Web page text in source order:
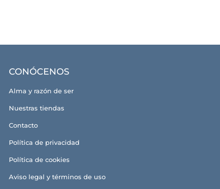
CONÓCENOS
Alma y razón de ser
Nuestras tiendas
Contacto
Política de privacidad
Política de cookies
Aviso legal y términos de uso